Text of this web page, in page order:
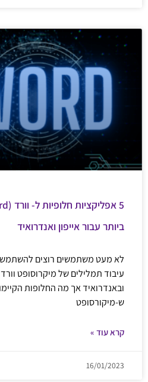
ביותר עבור אייפון ואנדרואיד
לא מעט משתמשים רוצים להשתמש
עיבוד תמלילים של מיקרוסופט וורד
ובאנדרואיד אך מה החלופות
ש-מיקורסופט
קרא עוד »
16/01/2023